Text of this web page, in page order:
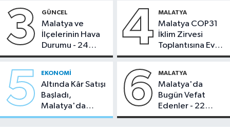
3 GÜNCEL
Malatya ve
İlçelerinin Hava
Durumu - 24
Temmuz 2026
4 MALATYA
Malatya COP31
İklim Zirvesi
Toplantısına Ev
Sahipliği Yaptı
5 EKONOMI
Altında Kâr Satışı
Başladı,
Malatya'da
Makas Ne
6 MALATYA
Malatya'da
Bugün Vefat
Edenler - 22
Temmuz 2026